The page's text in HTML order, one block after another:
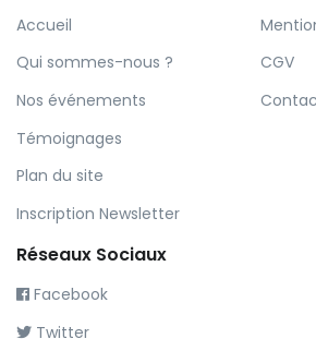
Accueil
Qui sommes-nous ?
Nos événements
Témoignages
Plan du site
Inscription Newsletter
CGV
Réseaux Sociaux
Facebook
Twitter